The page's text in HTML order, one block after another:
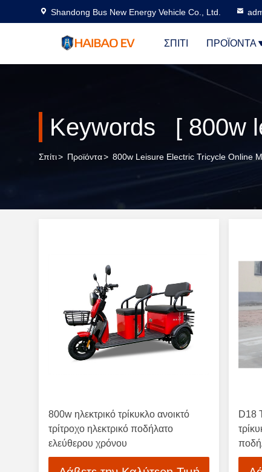
Shandong Bus New Energy Vehicle Co., Ltd.
ΣΠΊΤΙ ΠΡΟΪΌΝΤΑ
Keywords [ 800w
Σπίτι> Προϊόντα> 800w Leisure Electric Tricycle Online
800w ηλεκτρικό τρίκυκλο ανοικτό
τρίτροχο ηλεκτρικό ποδήλατο
ελεύθερου χρόνου
D18